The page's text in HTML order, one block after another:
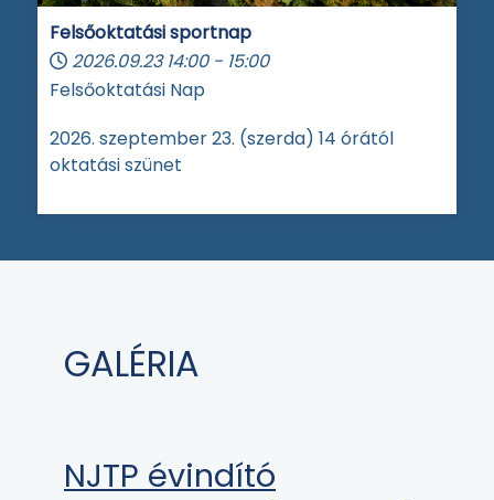
Felsőoktatási sportnap
2026.09.23 14:00 - 15:00
Felsőoktatási Nap
2026. szeptember 23. (szerda) 14 órától
oktatási szünet
GALÉRIA
NJTP évindító